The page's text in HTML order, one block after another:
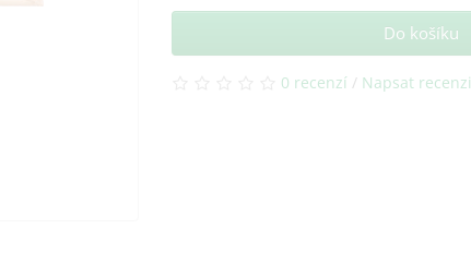
Do košíku
0 recenzí / Napsat recenzi